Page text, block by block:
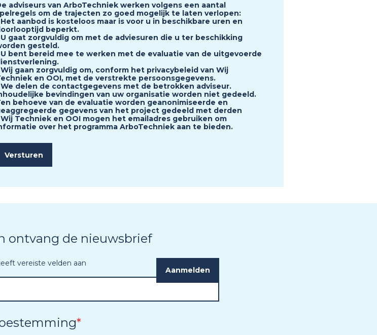
adviseurs van ArboTechniek werken volgens een aantal
om de trajecten zo goed mogelijk te laten verlopen:
aanbod is kosteloos maar is voor u in beschikbare uren en
beperkt.
gaat zorgvuldig om met de adviesuren die u ter beschikking
gesteld.
bent bereid mee te werken met de evaluatie van de uitgevoerde
gaan zorgvuldig om, conform het privacybeleid van Wij
en OOI, met de verstrekte persoonsgegevens.
delen de contactgegevens met de betrokken adviseur.
bevindingen van uw organisatie worden niet gedeeld.
behoeve van de evaluatie worden geanonimiseerde en
gegevens van het project gedeeld met derden
Techniek en OOI mogen het emailadres gebruiken om
over het programma ArboTechniek aan te bieden.
ontvang de nieuwsbrief
vereiste velden aan
*